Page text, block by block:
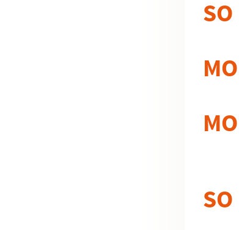
SO
MO
MO
SO